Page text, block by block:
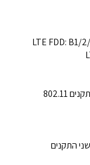
LTE FDD:
תמיכה בתדרים 2.4GHz ו-5GHz ובתקנים 802.11
לשני התקנים